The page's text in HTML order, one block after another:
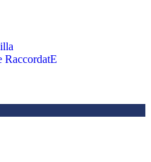
RaccordatE